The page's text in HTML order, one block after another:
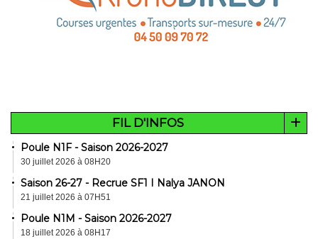
FIL D'INFOS
Poule N1F - Saison 2026-2027
30 juillet 2026 à 08H20
Saison 26-27 - Recrue SF1 I Nalya JANON
21 juillet 2026 à 07H51
Poule N1M - Saison 2026-2027
18 juillet 2026 à 08H17